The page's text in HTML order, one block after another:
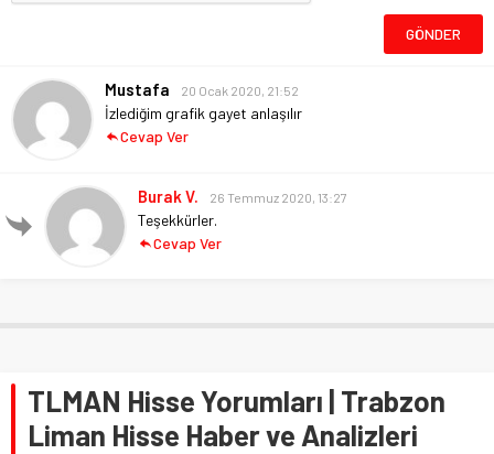
Mustafa 20 Ocak 2020, 21:52
İzlediğim grafik gayet anlaşılır
Cevap Ver
Burak V. 26 Temmuz 2020, 13:27
Teşekkürler.
Cevap Ver
TLMAN Hisse Yorumları | Trabzon
Liman Hisse Haber ve Analizleri